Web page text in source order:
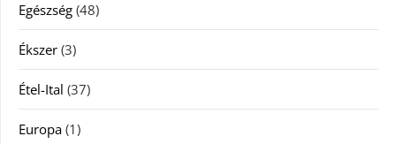
Egészség (48)
Ékszer (3)
Étel-Ital (37)
Europa (1)